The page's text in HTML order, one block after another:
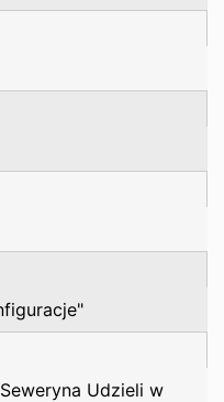
Udzieli w